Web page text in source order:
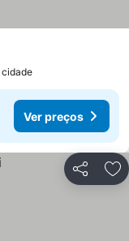
cidade
Ver preços
Partilhar